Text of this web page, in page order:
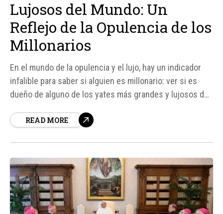
Lujosos del Mundo: Un
Reflejo de la Opulencia de los
Millonarios
En el mundo de la opulencia y el lujo, hay un indicador
infalible para saber si alguien es millonario: ver si es
dueño de alguno de los yates más grandes y lujosos del
busca un hueco en la arena de una playa abarrotada de...
READ MORE